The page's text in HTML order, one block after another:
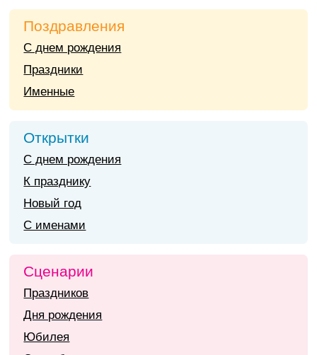
Поздравления
С днем рождения
Праздники
Именные
Открытки
С днем рождения
К празднику
Новый год
С именами
Сценарии
Праздников
Дня рождения
Юбилея